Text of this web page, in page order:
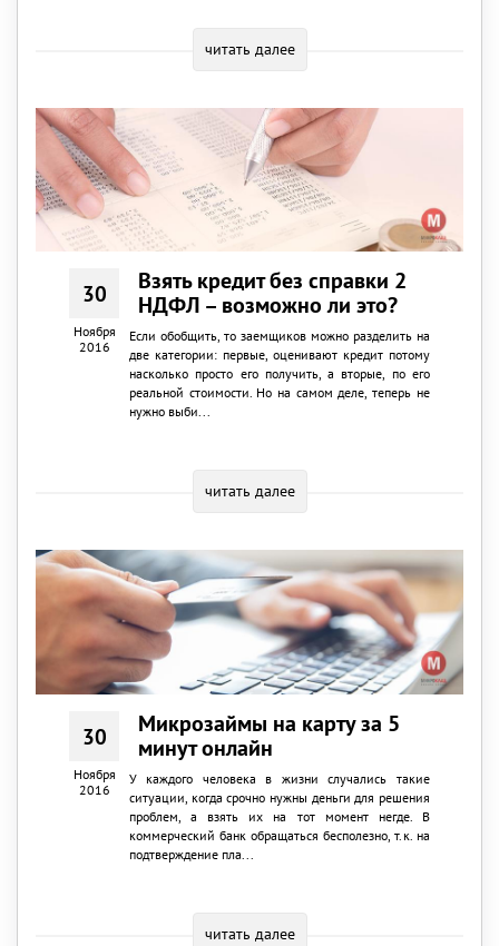
читать далее
30
Ноября
2016
Взять кредит без справки 2
НДФЛ – возможно ли это?
Если обобщить, то заемщиков можно разделить на
две категории: первые, оценивают кредит потому
насколько просто его получить, а вторые, по его
реальной стоимости. Но на самом деле, теперь не
нужно выби...
читать далее
30
Ноября
2016
Микрозаймы на карту за 5
минут онлайн
У каждого человека в жизни случались такие
ситуации, когда срочно нужны деньги для решения
проблем, а взять их на тот момент негде. В
коммерческий банк обращаться бесполезно, т.к. на
подтверждение пла...
читать далее